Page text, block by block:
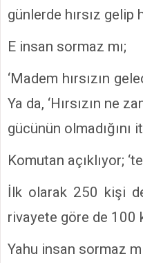
günlerde hırsız gelip
E insan sormaz mı;
‘Madem hırsızın
Ya da, ‘Hırsızın ne
gücünün olmadığını
Komutan açıklıyor;
İlk olarak 250 kişi
rivayete göre de 100
Yahu insan sormaz